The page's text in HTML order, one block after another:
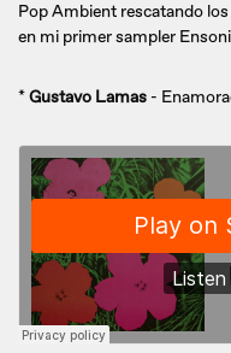
Pop Ambient rescatando
en mi primer sampler
*Gustavo Lamas -